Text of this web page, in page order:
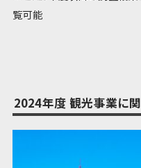
覧可能
2024年度 観光事業に